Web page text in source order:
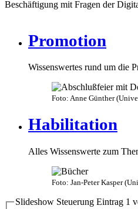
Beschäftigung mit Fragen der
Promotion
Wissenswertes rund um die
Foto: Anne Günther
Habilitation
Alles Wissenswerte zum
Foto: Jan-Peter Kasper
Slideshow Steuerung Eintrag 1